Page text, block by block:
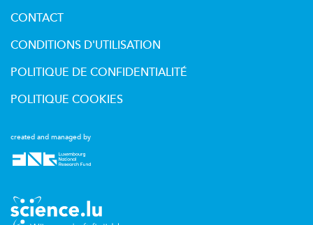
created and managed by
CONTACT
CONDITIONS D'UTILISATION
POLITIQUE DE CONFIDENTIALITÉ
POLITIQUE COOKIES